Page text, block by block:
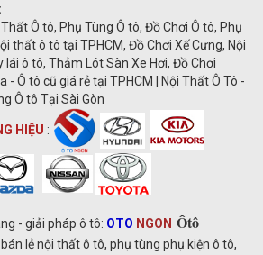
:
Thất Ô tô, Phụ Tùng Ô tô, Đồ Chơi Ô tô, Phụ
thất ô tô tại TPHCM, Đồ Chơi Xế Cưng, Nội
lái ô tô, Thảm Lót Sàn Xe Hơi, Đồ Chơi
- Ô tô cũ giá rẻ tại TPHCM | Nội Thất Ô Tô -
Ô tô Tại Sài Gòn
HIỆU :
- giải pháp ô tô: OTO NGON Ôtô
lẻ nội thất ô tô, phụ tùng phụ kiện ô tô,